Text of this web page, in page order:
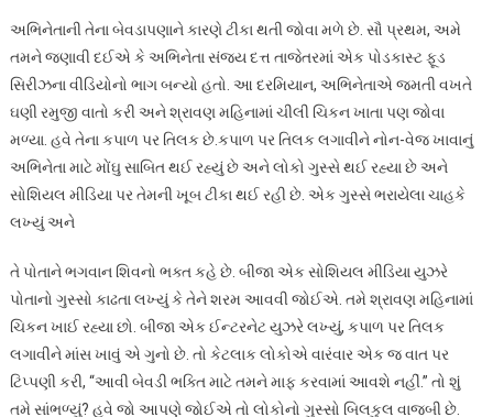
અભિનેતાની તેના બેવડાપણાને કારણે ટીકા થતી જોવા મળે છે. સૌ પ્રથમ, અમે
તમને જણાવી દઈએ કે અભિનેતા સંજય દત્ત તાજેતરમાં એક પોડકાસ્ટ ફૂડ
સિરીઝના વીડિયોનો ભાગ બન્યો હતો. આ દરમિયાન, અભિનેતાએ જમતી વખતે
ઘણી રમુજી વાતો કરી અને શ્રાવણ મહિનામાં ચીલી ચિકન ખાતા પણ જોવા
મળ્યા. હવે તેના કપાળ પર તિલક છે.કપાળ પર તિલક લગાવીને નોન-વેજ ખાવાનું
અભિનેતા માટે મોંઘુ સાબિત થઈ રહ્યું છે અને લોકો ગુસ્સે થઈ રહ્યા છે અને
સોશિયલ મીડિયા પર તેમની ખૂબ ટીકા થઈ રહી છે. એક ગુસ્સે ભરાયેલા ચાહકે
લખ્યું અને
તે પોતાને ભગવાન શિવનો ભક્ત કહે છે. બીજા એક સોશિયલ મીડિયા યુઝરે
પોતાનો ગુસ્સો કાઢતા લખ્યું કે તેને શરમ આવવી જોઈએ. તમે શ્રાવણ મહિનામાં
ચિકન ખાઈ રહ્યા છો. બીજા એક ઈન્ટરનેટ યુઝરે લખ્યું, કપાળ પર તિલક
લગાવીને માંસ ખાવું એ ગુનો છે. તો કેટલાક લોકોએ વારંવાર એક જ વાત પર
ટિપ્પણી કરી, “આવી બેવડી ભક્તિ માટે તમને માફ કરવામાં આવશે નહીં.” તો શું
તમે સાંભળ્યું? હવે જો આપણે જોઈએ તો લોકોનો ગુસ્સો બિલકુલ વાજબી છે.